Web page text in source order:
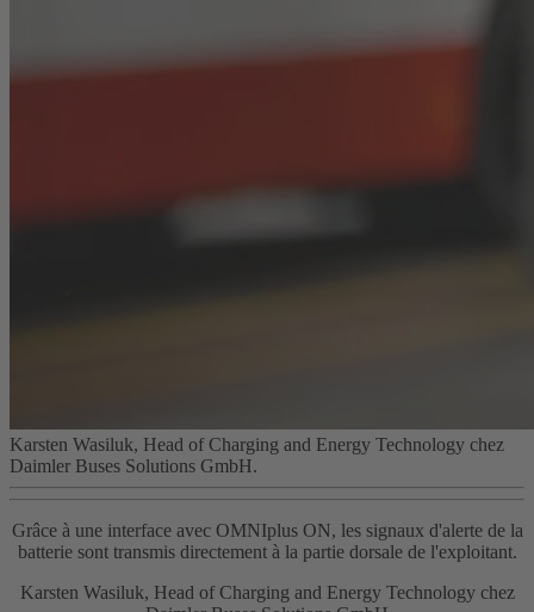
Karsten Wasiluk, Head of Charging and Energy Technology chez
Daimler Buses Solutions GmbH.
Grâce à une interface avec OMNIplus ON, les signaux d'alerte de la
batterie sont transmis directement à la partie dorsale de l'exploitant.
Karsten Wasiluk, Head of Charging and Energy Technology chez